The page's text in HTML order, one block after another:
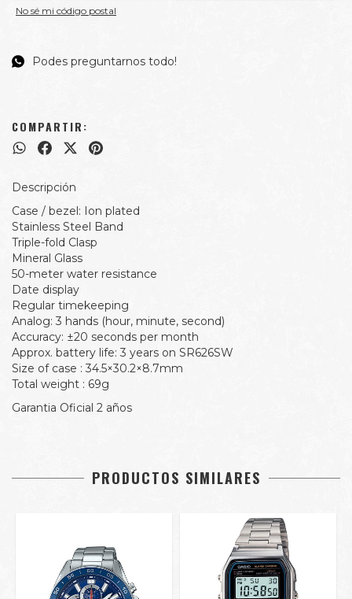
No sé mi código postal
Podes preguntarnos todo!
COMPARTIR:
Descripción
Case / bezel: Ion plated
Stainless Steel Band
Triple-fold Clasp
Mineral Glass
50-meter water resistance
Date display
Regular timekeeping
Analog: 3 hands (hour, minute, second)
Accuracy: ±20 seconds per month
Approx. battery life: 3 years on SR626SW
Size of case : 34.5×30.2×8.7mm
Total weight : 69g
Garantia Oficial 2 años
PRODUCTOS SIMILARES